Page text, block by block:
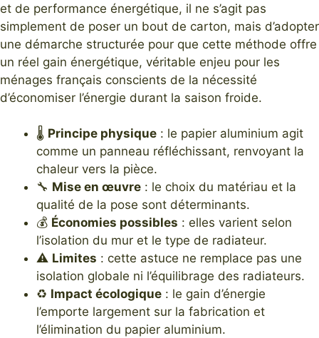
et de performance énergétique, il ne s’agit pas
simplement de poser un bout de carton, mais d’adopter
une démarche structurée pour que cette méthode offre
un réel gain énergétique, véritable enjeu pour les
ménages français conscients de la nécessité
d’économiser l’énergie durant la saison froide.
🌡️ Principe physique : le papier aluminium agit
comme un panneau réfléchissant, renvoyant la
chaleur vers la pièce.
🔧 Mise en œuvre : le choix du matériau et la
qualité de la pose sont déterminants.
💰 Économies possibles : elles varient selon
l’isolation du mur et le type de radiateur.
⚠️ Limites : cette astuce ne remplace pas une
isolation globale ni l’équilibrage des radiateurs.
♻️ Impact écologique : le gain d’énergie
l’emporte largement sur la fabrication et
l’élimination du papier aluminium.